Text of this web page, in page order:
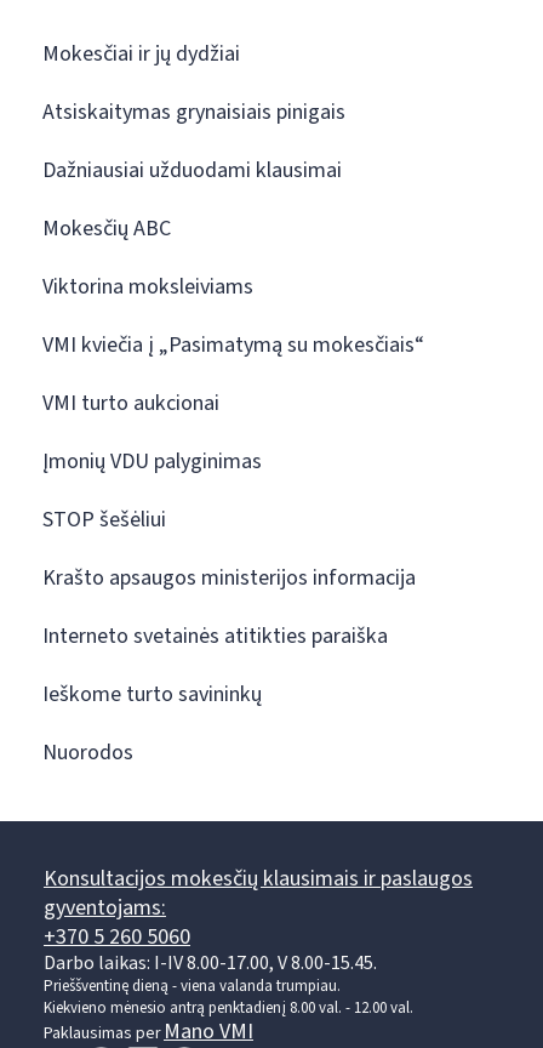
Mokesčiai ir jų dydžiai
Atsiskaitymas grynaisiais pinigais
Dažniausiai užduodami klausimai
Mokesčių ABC
Viktorina moksleiviams
VMI kviečia į „Pasimatymą su mokesčiais“
VMI turto aukcionai
Įmonių VDU palyginimas
STOP šešėliui
Krašto apsaugos ministerijos informacija
Interneto svetainės atitikties paraiška
Ieškome turto savininkų
Nuorodos
Konsultacijos mokesčių klausimais ir paslaugos
gyventojams:
+370 5 260 5060
Darbo laikas: I-IV 8.00-17.00, V 8.00-15.45.
Prieššventinę dieną - viena valanda trumpiau.
Kiekvieno mėnesio antrą penktadienį 8.00 val. - 12.00 val.
Paklausimas perMano VMI